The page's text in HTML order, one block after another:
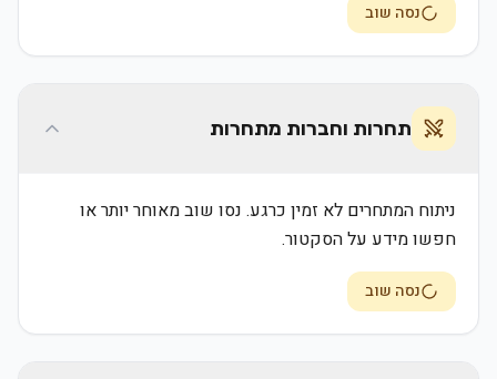
נסה שוב
תחרות וחברות מתחרות
ניתוח המתחרים לא זמין כרגע. נסו שוב מאוחר יותר או
חפשו מידע על הסקטור.
נסה שוב